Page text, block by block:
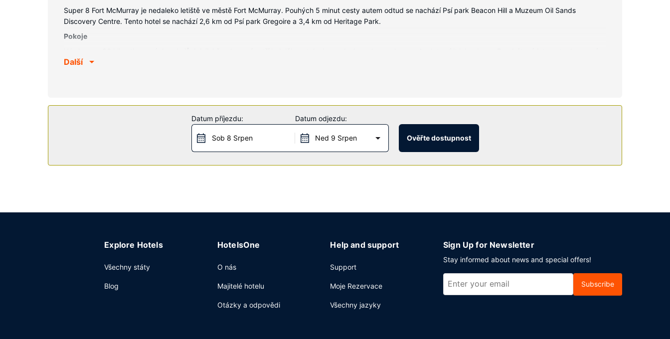
Super 8 Fort McMurray je nedaleko letiště ve městě Fort McMurray. Pouhých 5 minut cesty autem odtud se nachází Psí park Beacon Hill a Muzeum Oil Sands
Discovery Centre. Tento hotel se nachází 2,6 km od Psí park Gregoire a 3,4 km od Heritage Park.
Pokoje
zajistí spojení se světem a televize, která nabízí kabelové kanály, dobrou zábavu. Soukromé koupelny nabízí vybavení, jehož součástí jsou vana se sprchou, toaletní
piknik. Tento hotel dále nabízí: barbecue grily, salón pro recepce a prodejní automat.
Denně od 5:30 do 9:30 budete zváni na kontinentální snídani zdarma.
Další
Datum příjezdu:
Sob 8 Srpen
Datum odjezdu:
Ned 9 Srpen Ověřte dostupnost
Explore Hotels
Všechny státy
Blog
HotelsOne
O nás
Majitelé hotelu
Otázky a odpovědi
Help and support
Support
Moje Rezervace
Všechny jazyky
Sign Up for Newsletter
Stay informed about news and special offers!
Subscribe